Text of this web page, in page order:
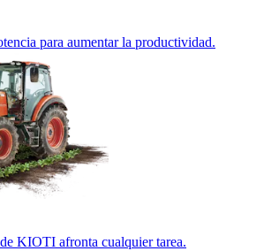
para aumentar la productividad.
KIOTI afronta cualquier tarea.